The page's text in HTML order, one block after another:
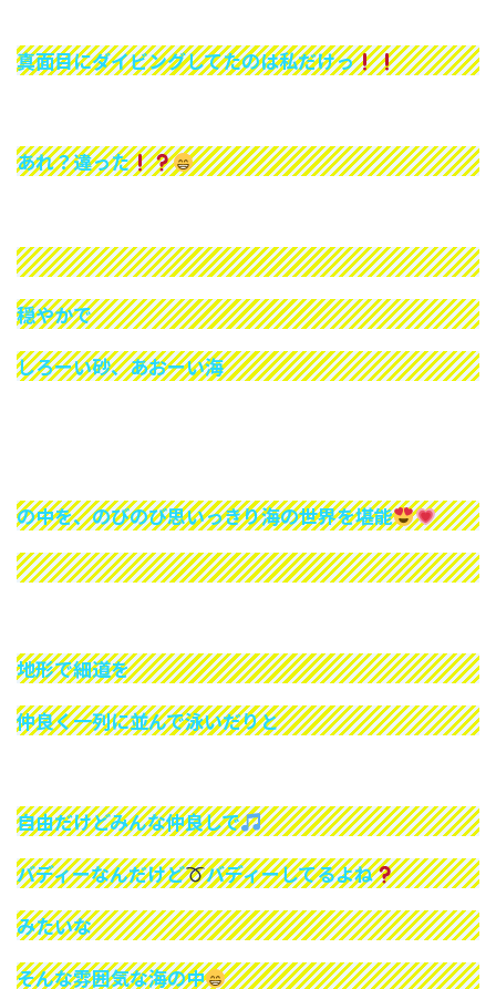
真面目にダイビングしてたのは私だけっ
あれ？違った
穏やかで
しろーい砂、あおーい海
の中を、のびのび思いっきり海の世界を堪能
地形で細道を
仲良く一列に並んで泳いだりと
自由だけどみんな仲良しで
バディーなんだけど
バディーしてるよね
みたいな
そんな雰囲気な海の中